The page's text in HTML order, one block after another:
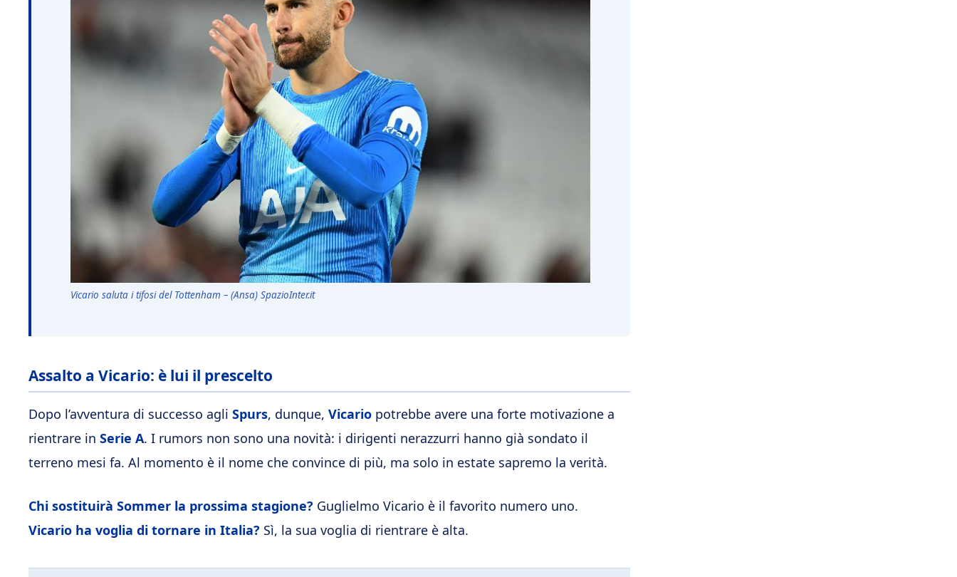
Vicario saluta i tifosi del Tottenham – (Ansa) SpazioInter.it
Assalto a Vicario: è lui il prescelto
Dopo l’avventura di successo agli Spurs, dunque, Vicario potrebbe avere una forte motivazione a
rientrare in Serie A. I rumors non sono una novità: i dirigenti nerazzurri hanno già sondato il
terreno mesi fa. Al momento è il nome che convince di più, ma solo in estate sapremo la verità.
Chi sostituirà Sommer la prossima stagione? Guglielmo Vicario è il favorito numero uno.
Vicario ha voglia di tornare in Italia? Sì, la sua voglia di rientrare è alta.